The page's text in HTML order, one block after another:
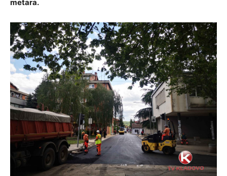
metara.